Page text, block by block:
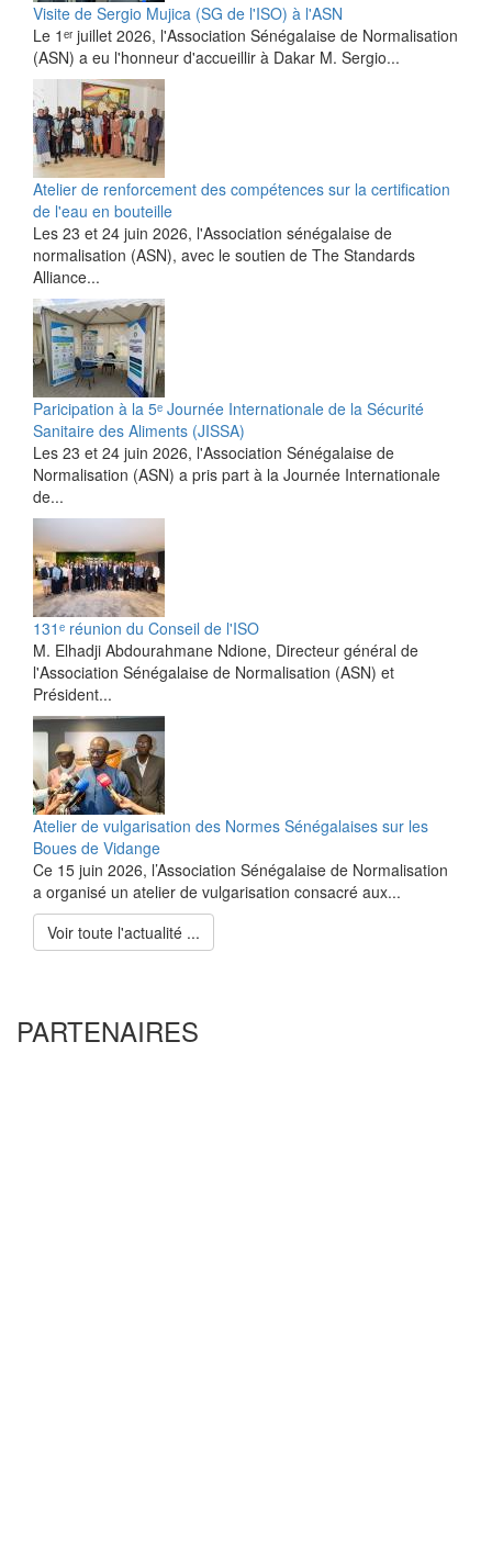
Visite de Sergio Mujica (SG de l'ISO) à l'ASN
Le 1ᵉʳ juillet 2026, l'Association Sénégalaise de Normalisation
(ASN) a eu l'honneur d'accueillir à Dakar M. Sergio...
Atelier de renforcement des compétences sur la certification
de l'eau en bouteille
Les 23 et 24 juin 2026, l'Association sénégalaise de
normalisation (ASN), avec le soutien de The Standards
Alliance...
Paricipation à la 5ᵉ Journée Internationale de la Sécurité
Sanitaire des Aliments (JISSA)
‎Les 23 et 24 juin 2026, l'Association Sénégalaise de
Normalisation (ASN) a pris part à la Journée Internationale
de...
131ᵉ réunion du Conseil de l'ISO
M. Elhadji Abdourahmane Ndione, Directeur général de
l'Association Sénégalaise de Normalisation (ASN) et
Président...
Atelier de vulgarisation des Normes Sénégalaises sur les
Boues de Vidange
Ce 15 juin 2026, l’Association Sénégalaise de Normalisation
a organisé un atelier de vulgarisation consacré aux...
Voir toute l'actualité ...
PARTENAIRES